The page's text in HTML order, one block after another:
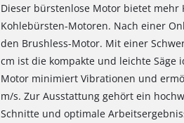
Dieser bürstenlose Motor bietet
Kohlebürsten-Motoren. Nach einer
den Brushless-Motor. Mit einer
cm ist die kompakte und leichte
Motor minimiert Vibrationen und
m/s. Zur Ausstattung gehört ein
Schnitte und optimale